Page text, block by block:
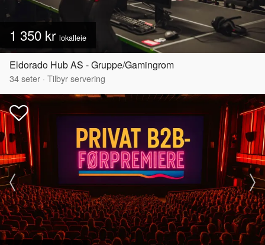
1 350 kr lokalleie
Eldorado Hub AS - Gruppe/Gamingrom
34seter · Tilbyr servering